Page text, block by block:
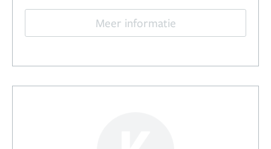
Meer informatie